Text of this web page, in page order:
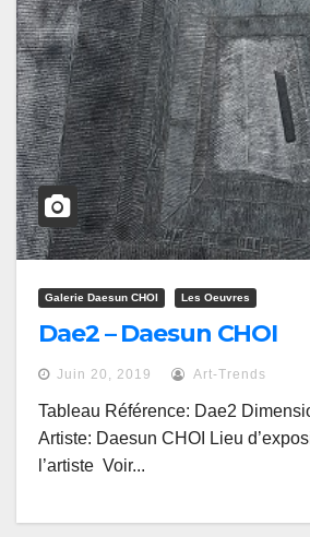
Galerie Daesun CHOI Les Oeuvres
Dae2 – Daesun CHOI
Juin 20, 2019 Art-Trends
Tableau Référence: Dae2
Artiste: Daesun CHOI Lieu
l’artiste Voir...